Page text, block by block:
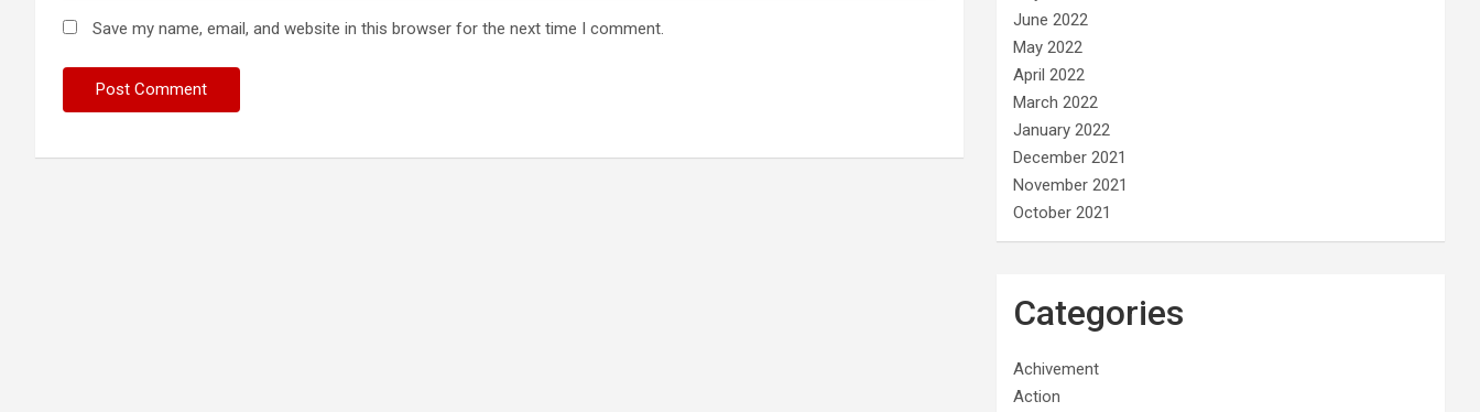
Save my name, email, and website in this browser for the next time I comment.
June 2022
May 2022
April 2022
March 2022
January 2022
December 2021
November 2021
October 2021
Categories
Achivement
Action